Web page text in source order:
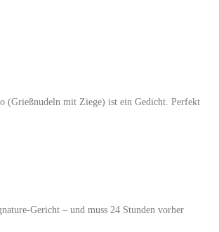
(Grießnudeln mit Ziege) ist ein Gedicht. Perfekt
Gericht – und muss 24 Stunden vorher